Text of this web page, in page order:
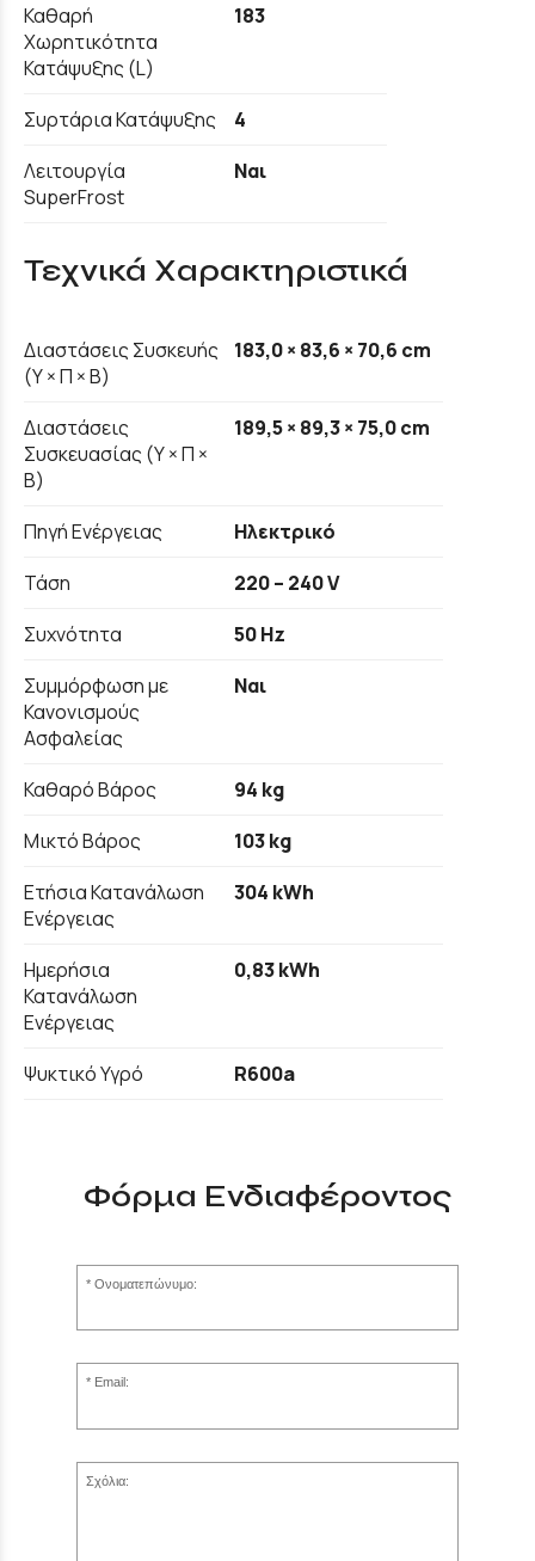
Καθαρή
Χωρητικότητα
Κατάψυξης (L)
183
Συρτάρια Κατάψυξης
4
Λειτουργία
SuperFrost
Ναι
Τεχνικά Χαρακτηριστικά
Διαστάσεις Συσκευής
(Υ × Π × Β)
183,0 × 83,6 × 70,6 cm
Διαστάσεις
Συσκευασίας (Υ × Π ×
Β)
189,5 × 89,3 × 75,0 cm
Πηγή Ενέργειας
Ηλεκτρικό
Τάση
220 – 240 V
Συχνότητα
50 Hz
Συμμόρφωση με
Κανονισμούς
Ασφαλείας
Ναι
Καθαρό Βάρος
94 kg
Μικτό Βάρος
103 kg
Ετήσια Κατανάλωση
Ενέργειας
304 kWh
Ημερήσια
Κατανάλωση
Ενέργειας
0,83 kWh
Ψυκτικό Υγρό R600a
Φόρμα Ενδιαφέροντος
Ονοματεπώνυμο:
Email:
Σχόλια: